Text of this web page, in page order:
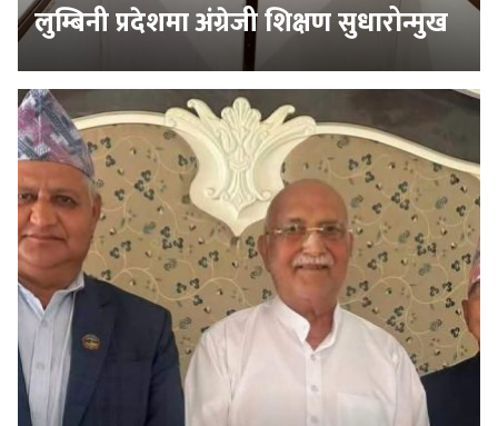
लुम्बिनी प्रदेशमा अंग्रेजी शिक्षण सुधारोन्मुख